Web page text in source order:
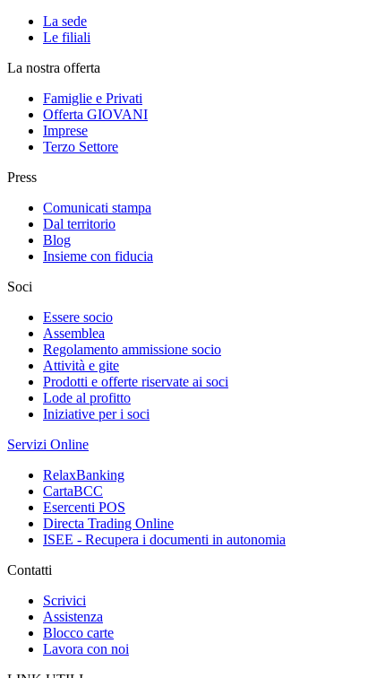
La sede
Le filiali
La nostra offerta
Famiglie e Privati
Offerta GIOVANI
Imprese
Terzo Settore
Press
Comunicati stampa
Dal territorio
Blog
Insieme con fiducia
Soci
Essere socio
Assemblea
Regolamento ammissione socio
Attività e gite
Prodotti e offerte riservate ai soci
Lode al profitto
Iniziative per i soci
Servizi Online
RelaxBanking
CartaBCC
Esercenti POS
Directa Trading Online
ISEE - Recupera i documenti in autonomia
Contatti
Scrivici
Assistenza
Blocco carte
Lavora con noi